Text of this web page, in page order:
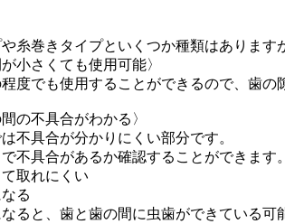
糸巻きタイプといくつか種類はありま
小さくても使用可能〉
度でも使用することができるので、歯の
の不具合がわかる〉
不具合が分かりにくい部分です。
不具合があるか確認することができます。
取れにくい
る
ると、歯と歯の間に虫歯ができている可